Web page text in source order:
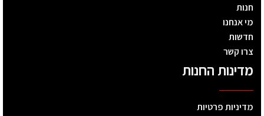
חנות
מי אנחנו
חדשות
צרו קשר
מדינות החנות
מדיניות פרטיות